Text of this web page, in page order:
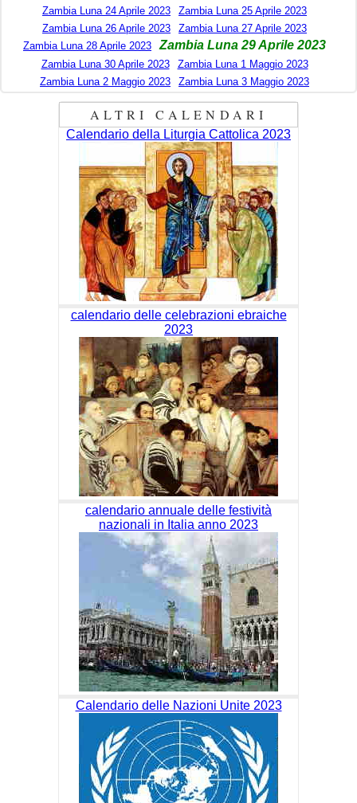
Zambia Luna 24 Aprile 2023
Zambia Luna 25 Aprile 2023
Zambia Luna 26 Aprile 2023
Zambia Luna 27 Aprile 2023
Zambia Luna 28 Aprile 2023
Zambia Luna 29 Aprile 2023
Zambia Luna 30 Aprile 2023
Zambia Luna 1 Maggio 2023
Zambia Luna 2 Maggio 2023
Zambia Luna 3 Maggio 2023
ALTRI CALENDARI
Calendario della Liturgia Cattolica 2023
calendario delle celebrazioni ebraiche
2023
calendario annuale delle festività
nazionali in Italia anno 2023
Calendario delle Nazioni Unite 2023